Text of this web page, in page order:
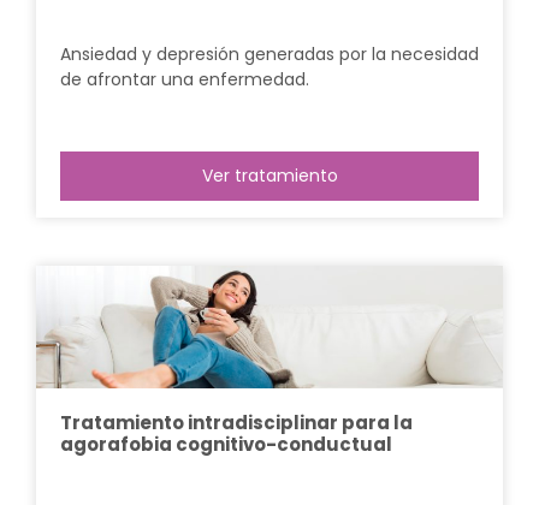
Ansiedad y depresión generadas por la necesidad
de afrontar una enfermedad.
Ver tratamiento
Tratamiento intradisciplinar para la
agorafobia cognitivo-conductual